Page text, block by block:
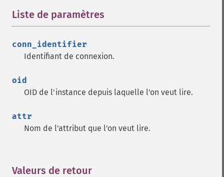
Liste de paramètres
conn_identifier
Identifiant de connexion.
oid
OID de l'instance depuis laquelle l'on veut lire.
attr
Nom de l'attribut que l'on veut lire.
Valeurs de retour